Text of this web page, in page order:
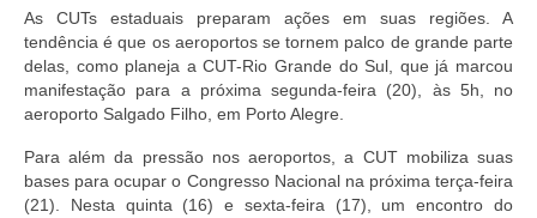
As CUTs estaduais preparam ações em suas regiões. A
tendência é que os aeroportos se tornem palco de grande parte
delas, como planeja a CUT-Rio Grande do Sul, que já marcou
manifestação para a próxima segunda-feira (20), às 5h, no
aeroporto Salgado Filho, em Porto Alegre.
Para além da pressão nos aeroportos, a CUT mobiliza suas
bases para ocupar o Congresso Nacional na próxima terça-feira
(21). Nesta quinta (16) e sexta-feira (17), um encontro do